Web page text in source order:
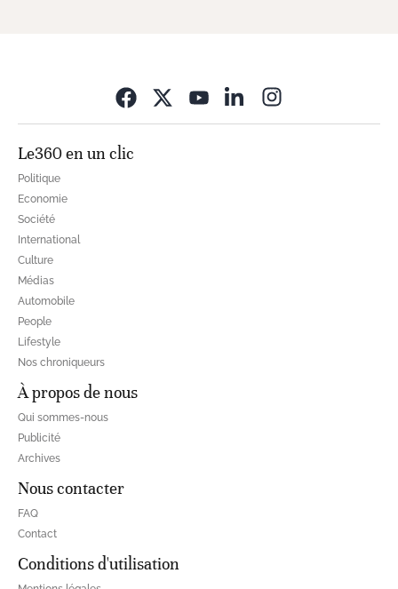
Le360 en un clic
Politique
Economie
Société
International
Culture
Médias
Automobile
People
Lifestyle
Nos chroniqueurs
À propos de nous
Qui sommes-nous
Publicité
Archives
Nous contacter
FAQ
Contact
Conditions d'utilisation